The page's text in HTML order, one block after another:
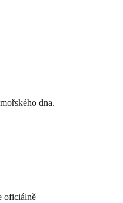
dna.
oficiálně